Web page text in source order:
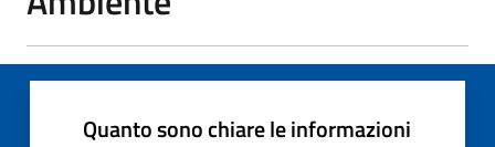
Quanto sono chiare le informazioni